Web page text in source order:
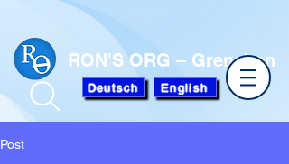
RON'S ORG – Grenchen
Deutsch English
Post